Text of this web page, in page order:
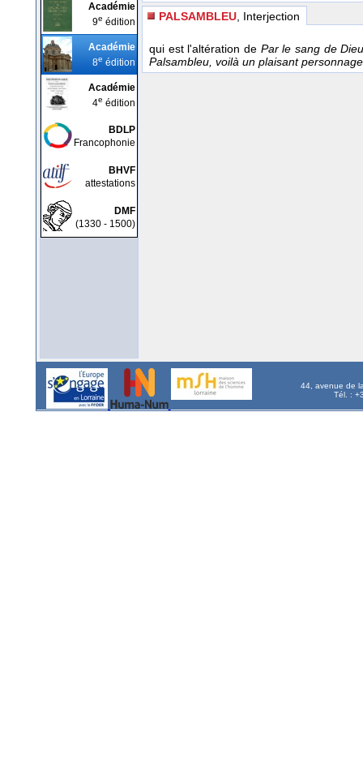
Académie
9e édition
Académie
8e édition
Académie
4e édition
BDLP
Francophonie
BHVF
attestations
DMF
(1330 - 1500)
PALSAMBLEU , Interjection
qui est l'altération de Par le sang de
Palsambleu, voilà un plaisant
44, avenue de
Tél. :